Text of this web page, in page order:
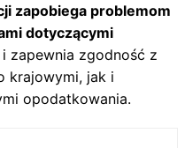
zapobiega problemom
dotyczącymi
i zapewnia zgodność z
krajowymi, jak i
opodatkowania.